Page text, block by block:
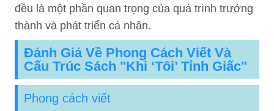
đều là một phần quan trọng của quá trình trưởng
thành và phát triển cá nhân.
Đánh Giá Về Phong Cách Viết Và
Cấu Trúc Sách "Khi ‘tôi’ Tỉnh Giấc"
Phong cách viết